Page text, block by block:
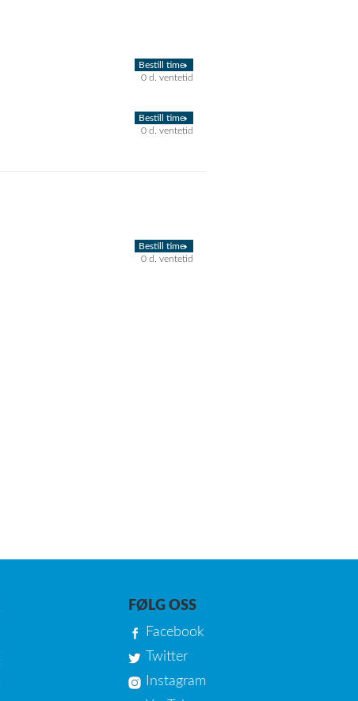
Bestill time
0 d. ventetid
Bestill time
0 d. ventetid
Bestill time
0 d. ventetid
FØLG OSS
Facebook
Twitter
Instagram